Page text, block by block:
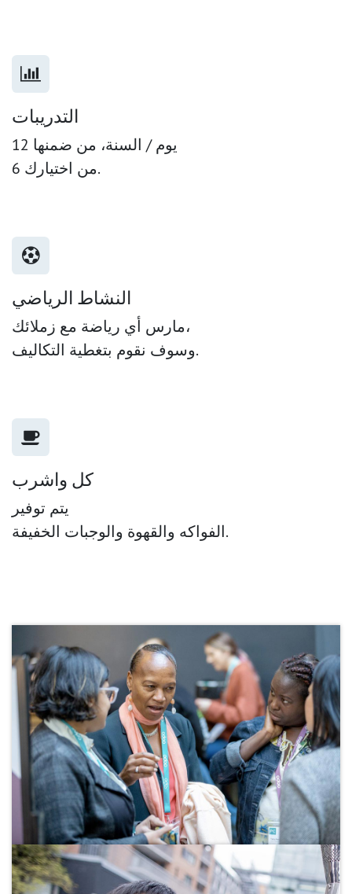
التدريبات
12 يوم / السنة، من ضمنها
6 من اختيارك.
النشاط الرياضي
مارس أي رياضة مع زملائك،
وسوف نقوم بتغطية التكاليف.
كل واشرب
يتم توفير
الفواكه والقهوة والوجبات الخفيفة.